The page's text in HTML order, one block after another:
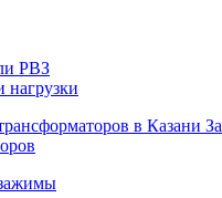
РВЗ
нагрузки